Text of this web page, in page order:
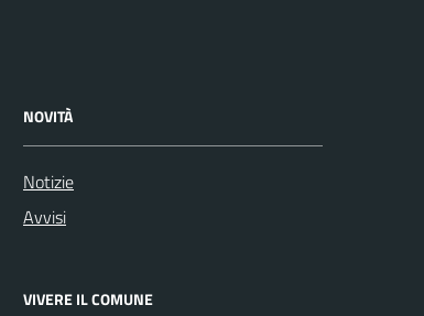
NOVITÀ
Notizie
Avvisi
VIVERE IL COMUNE